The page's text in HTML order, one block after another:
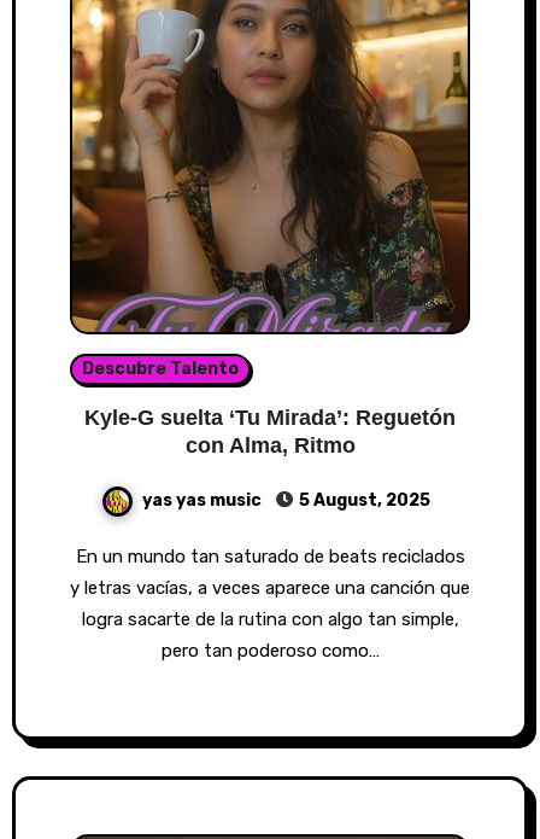
Descubre Talento
Kyle-G suelta ‘Tu Mirada’: Reguetón
con Alma, Ritmo
yas yas music 5 August, 2025
En un mundo tan saturado de beats reciclados
y letras vacías, a veces aparece una canción que
logra sacarte de la rutina con algo tan simple,
pero tan poderoso como…